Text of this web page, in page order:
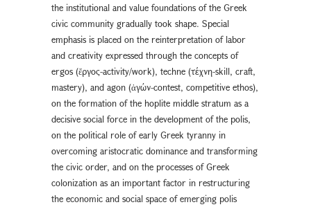
the institutional and value foundations of the Greek
civic community gradually took shape. Special
emphasis is placed on the reinterpretation of labor
and creativity expressed through the concepts of
ergos (ἔργος-activity/work), techne (τέχνη-skill, craft,
mastery), and agon (ἀγών-contest, competitive ethos),
on the formation of the hoplite middle stratum as a
decisive social force in the development of the polis,
on the political role of early Greek tyranny in
overcoming aristocratic dominance and transforming
the civic order, and on the processes of Greek
colonization as an important factor in restructuring
the economic and social space of emerging polis